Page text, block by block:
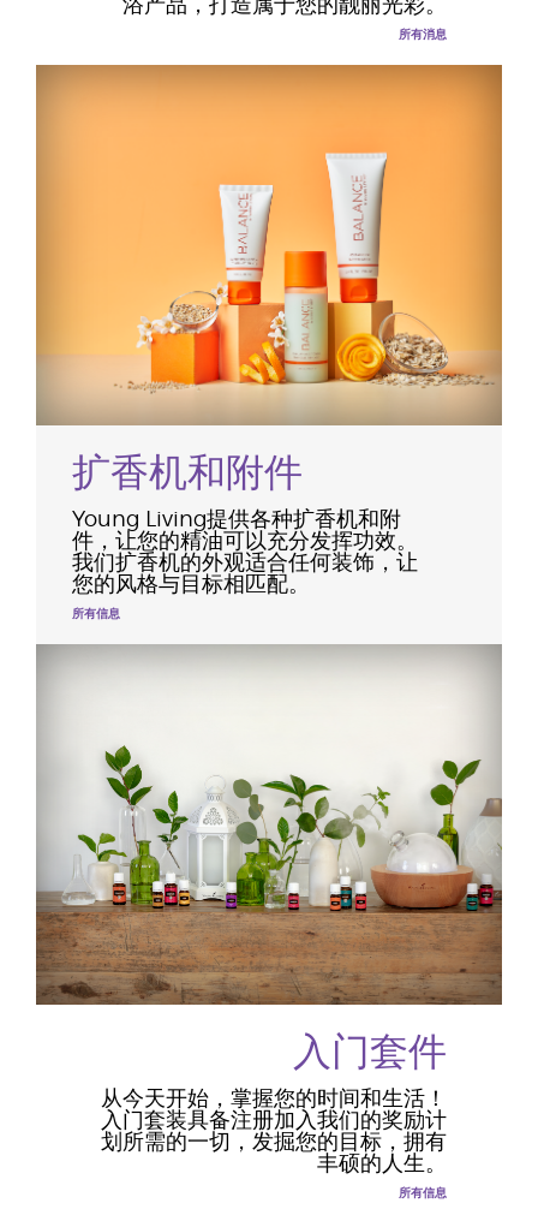
浴产品，打造属于您的靓丽光彩。
所有消息
扩香机和附件
Young Living提供各种扩香机和附
件，让您的精油可以充分发挥功效。
我们扩香机的外观适合任何装饰，让
您的风格与目标相匹配。
所有信息
入门套件
从今天开始，掌握您的时间和生活！
入门套装具备注册加入我们的奖励计
划所需的一切，发掘您的目标，拥有
丰硕的人生。
所有信息